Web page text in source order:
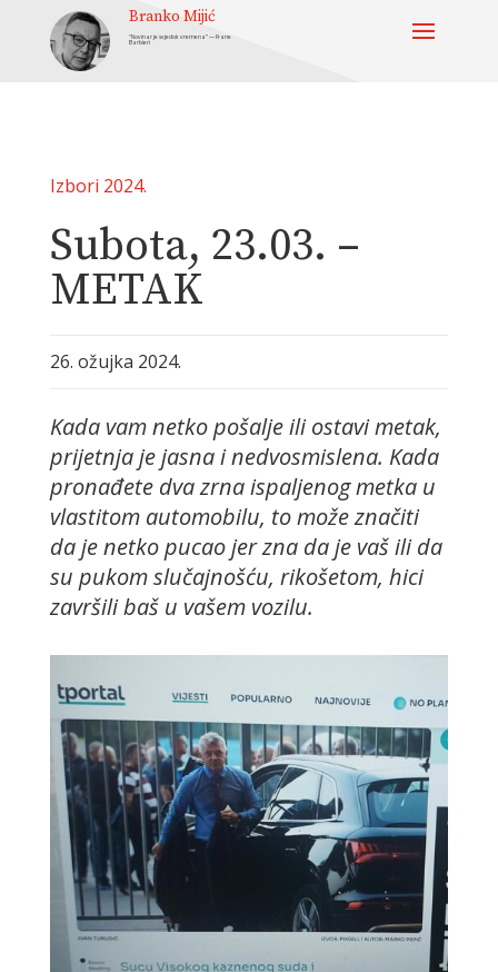
Branko Mijić
“Novinar je svjedok vremena” — Frane
Barbieri
Izbori 2024.
Subota, 23.03. –
METAK
26. ožujka 2024.
Kada vam netko pošalje ili ostavi metak,
prijetnja je jasna i nedvosmislena. Kada
pronađete dva zrna ispaljenog metka u
vlastitom automobilu, to može značiti
da je netko pucao jer zna da je vaš ili da
su pukom slučajnošću, rikošetom, hici
završili baš u vašem vozilu.